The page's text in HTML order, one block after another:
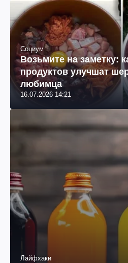
Социум
Возьмите на заметку:
продуктов улучшат
любимца
16.07.2026 14:21
Лайфхаки